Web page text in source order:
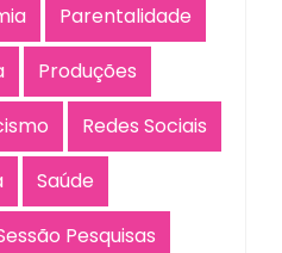
Parentalidade
Produções
Redes Sociais
Saúde
Pesquisas